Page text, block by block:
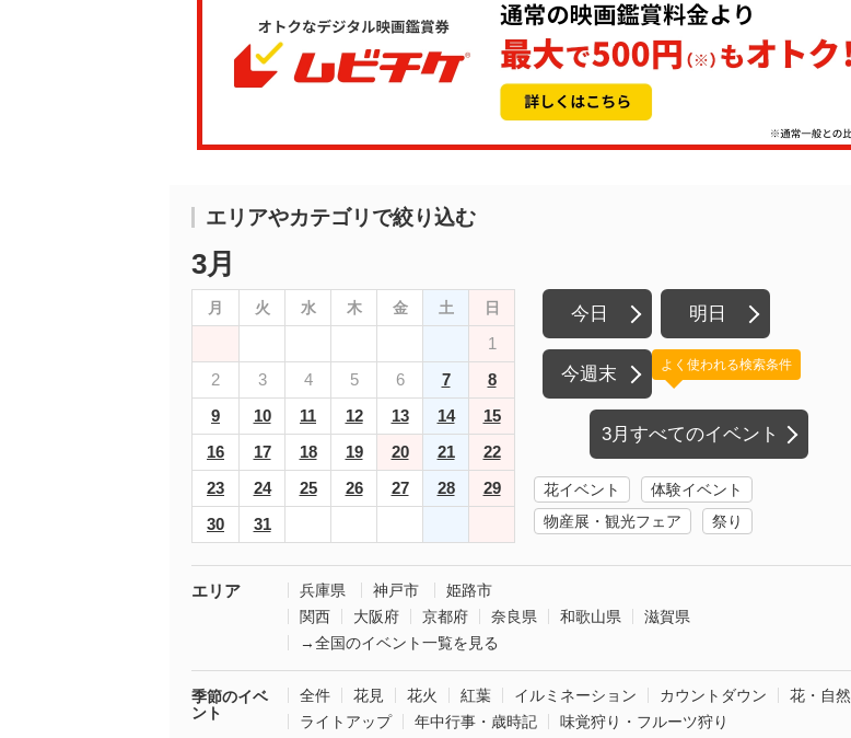
エリアやカテゴリで絞り込む
3月
月 火 水 木 金 土 日
1
2
3 4 5 6 7
8
9
10 11 12 13 14
15
16
17 18 19 20 21
22
23
24 25 26 27 28
29
30
31
今日 明日
今週末
3月すべてのイベント
よく使われる検索条件
花イベント
体験イベント
物産展・観光フェア
祭り
エリア 兵庫県 神戸市
姫路市
関西
大阪府 京都府 奈良県 和歌山県
滋賀県
→全国のイベント一覧を見る
季節のイベ
ント
全件 花見 花火 紅葉 イルミネーション カウントダウン
花・自然
ライトアップ
年中行事・歳時記
味覚狩り・フルーツ狩り